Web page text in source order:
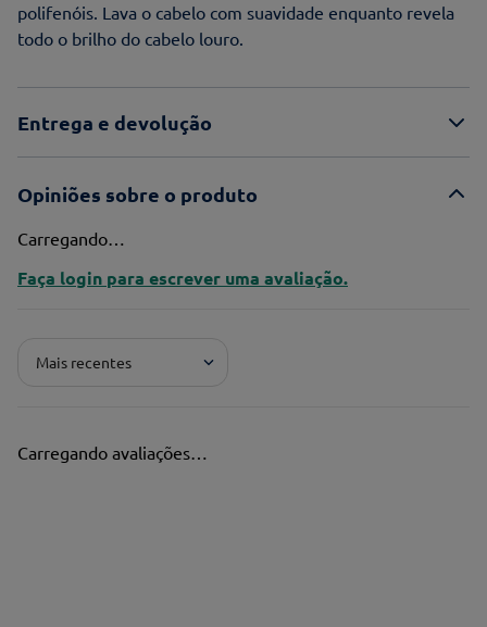
polifenóis. Lava o cabelo com suavidade enquanto revela
todo o brilho do cabelo louro.
Entrega e devolução
Opiniões sobre o produto
Carregando…
Faça login para escrever uma avaliação.
Mais recentes
Carregando avaliações…